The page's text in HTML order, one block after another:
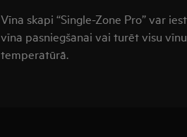
Vīna skapi “Single-Zone Pro” var
vīna pasniegšanai vai turēt visu
temperatūrā.